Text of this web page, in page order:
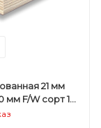
21 мм
мм F/W сорт 1/1